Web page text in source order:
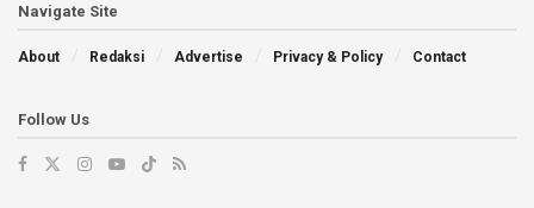
Navigate Site
About Redaksi Advertise Privacy & Policy Contact
Follow Us